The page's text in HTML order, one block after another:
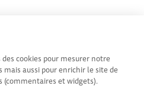
cookies pour mesurer notre
aussi pour enrichir le site de
et widgets).